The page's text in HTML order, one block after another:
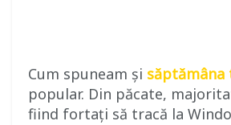
Cum spuneam și
popular. Din păcate,
fiind fortați să tracă la